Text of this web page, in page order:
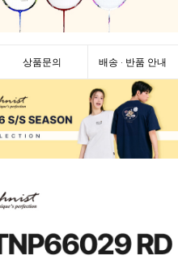
상품문의 배송 · 반품 안내